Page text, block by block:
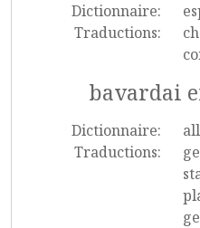
Dictionnaire:
Traductions:
bavardai
Dictionnaire:
Traductions: